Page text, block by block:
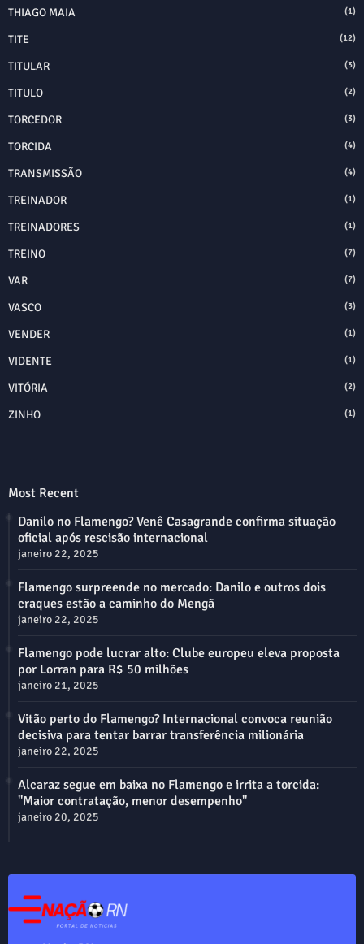
THIAGO MAIA (1)
TITE (12)
TITULAR (3)
TITULO (2)
TORCEDOR (3)
TORCIDA (4)
TRANSMISSÃO (4)
TREINADOR (1)
TREINADORES (1)
TREINO (7)
VAR (7)
VASCO (3)
VENDER (1)
VIDENTE (1)
VITÓRIA (2)
ZINHO (1)
Most Recent
Danilo no Flamengo? Venê Casagrande confirma situação
oficial após rescisão internacional
janeiro 22, 2025
Flamengo surpreende no mercado: Danilo e outros dois
craques estão a caminho do Mengã
janeiro 22, 2025
Flamengo pode lucrar alto: Clube europeu eleva proposta
por Lorran para R$ 50 milhões
janeiro 21, 2025
Vitão perto do Flamengo? Internacional convoca reunião
decisiva para tentar barrar transferência milionária
janeiro 22, 2025
Alcaraz segue em baixa no Flamengo e irrita a torcida:
"Maior contratação, menor desempenho"
janeiro 20, 2025